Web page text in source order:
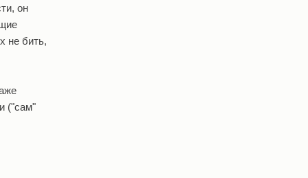
он
не бить,
("сам"